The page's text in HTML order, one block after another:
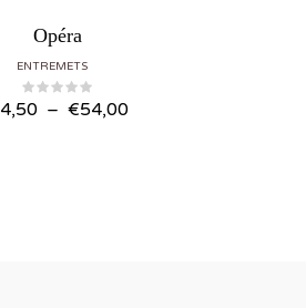
Opéra
ENTREMETS
4,50 – €54,00Plage